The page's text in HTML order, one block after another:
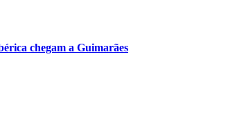
chegam a Guimarães